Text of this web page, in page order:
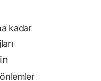
kadar
önlemler